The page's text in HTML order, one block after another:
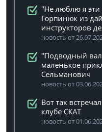
"Не люблю я эти
Горпинюк из
инструкторов
новость от
"Подводный
маленькое
Сельманович
новость от
Вот так
клубе СКАТ
новость от